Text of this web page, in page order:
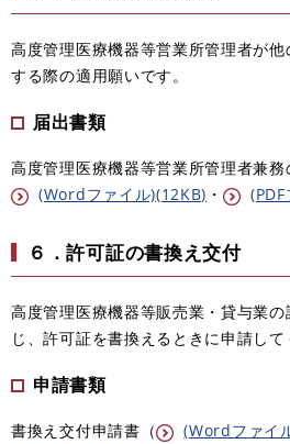
高度管理医療機器等営業所管理者が
する際の適用願いです。
届出書類
高度管理医療機器等営業所管理者兼務
(Wordファイル)(12KB) ・
６．許可証の書換え交付
高度管理医療機器等販売業・貸与業
じ、許可証を書換えるときに申請して
申請書類
書換え交付申請書（ (Wordファイ